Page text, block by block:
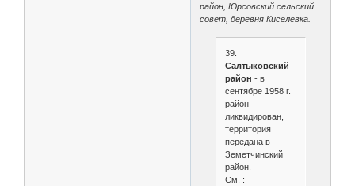
район, Юрсовский сельский
совет, деревня Киселевка.
39.
Салтыковский
район - в
сентябре 1958 г.
район
ликвидирован,
территория
передана в
Земетчинский
район.
См. :